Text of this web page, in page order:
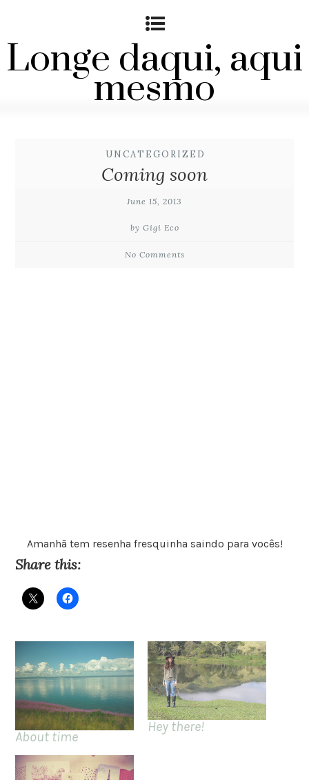
Longe daqui, aqui
mesmo
UNCATEGORIZED
Coming soon
June 15, 2013
by Gigi Eco
No Comments
Amanhã tem resenha fresquinha saindo para vocês!
Share this:
About time
Hey there!